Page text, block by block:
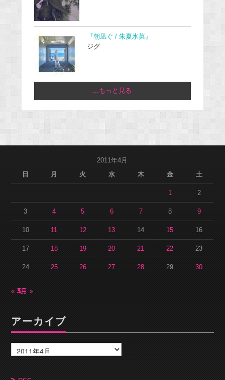
『朝凪ぐ / 朱夏氷菓』
ジグ
...もっと見る
2011年4月
日
月 火 水 木 金 土
1 2
3 4 5 6 7 8 9
10 11 12 13 14 15 16
17 18 19 20 21 22 23
24 25 26 27 28 29 30
« 3月5月 »
アーカイブ
ー
カ
ブ